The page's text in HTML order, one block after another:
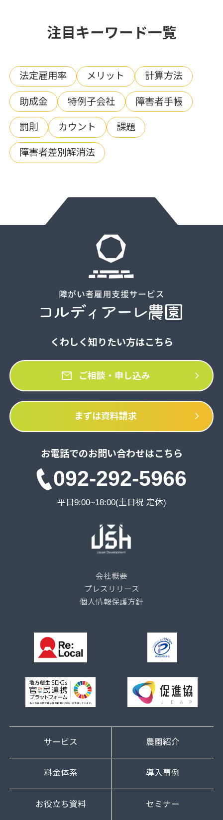
注目キーワード一覧
法定雇用率 メリット 計算方法
助成金 特例子会社 障害者手帳
罰則 カウント 課題
障害者差別解消法
くわしく知りたい方はこちら
mail ご相談・申し込み chevron_right
まずは資料請求 chevron_right
お電話でのお問い合わせはこちら
092-292-5966
平日9:00~18:00(土日祝 定休)
会社概要
プレスリリース
個人情報保護方針
サービス 農園紹介
料金体系 導入事例
お役立ち資料 セミナー